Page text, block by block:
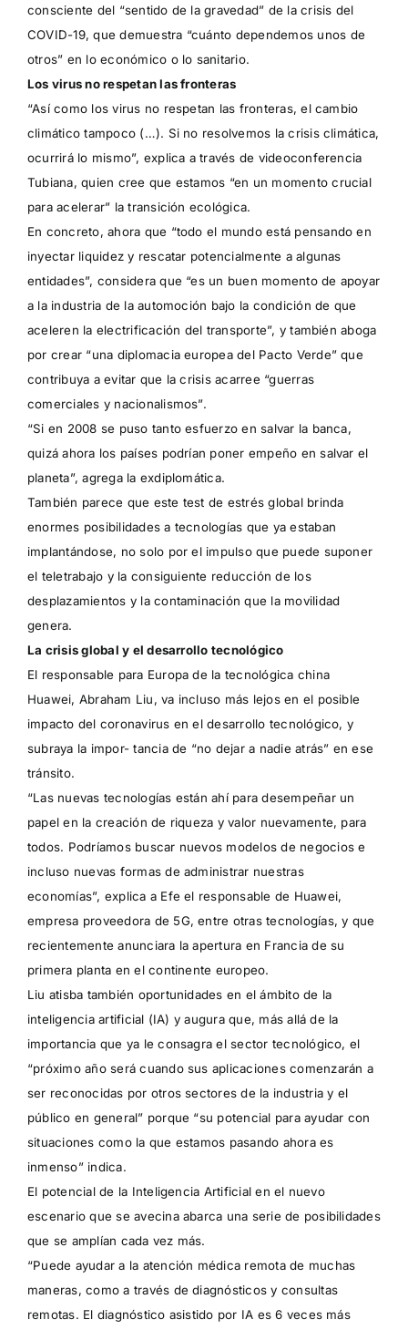
consciente del “sentido de la gravedad” de la crisis del
COVID-19, que demuestra “cuánto dependemos unos de
otros” en lo económico o lo sanitario.
Los virus no respetan las fronteras
“Así como los virus no respetan las fronteras, el cambio
climático tampoco (…). Si no resolvemos la crisis climática,
ocurrirá lo mismo”, explica a través de videoconferencia
Tubiana, quien cree que estamos “en un momento crucial
para acelerar” la transición ecológica.
En concreto, ahora que “todo el mundo está pensando en
inyectar liquidez y rescatar potencialmente a algunas
entidades”, considera que “es un buen momento de apoyar
a la industria de la automoción bajo la condición de que
aceleren la electrificación del transporte”, y también aboga
por crear “una diplomacia europea del Pacto Verde” que
contribuya a evitar que la crisis acarree “guerras
comerciales y nacionalismos”.
“Si en 2008 se puso tanto esfuerzo en salvar la banca,
quizá ahora los países podrían poner empeño en salvar el
planeta”, agrega la exdiplomática.
También parece que este test de estrés global brinda
enormes posibilidades a tecnologías que ya estaban
implantándose, no solo por el impulso que puede suponer
el teletrabajo y la consiguiente reducción de los
desplazamientos y la contaminación que la movilidad
genera.
La crisis global y el desarrollo tecnológico
El responsable para Europa de la tecnológica china
Huawei, Abraham Liu, va incluso más lejos en el posible
impacto del coronavirus en el desarrollo tecnológico, y
subraya la impor- tancia de “no dejar a nadie atrás” en ese
tránsito.
“Las nuevas tecnologías están ahí para desempeñar un
papel en la creación de riqueza y valor nuevamente, para
todos. Podríamos buscar nuevos modelos de negocios e
incluso nuevas formas de administrar nuestras
economías”, explica a Efe el responsable de Huawei,
empresa proveedora de 5G, entre otras tecnologías, y que
recientemente anunciara la apertura en Francia de su
primera planta en el continente europeo.
Liu atisba también oportunidades en el ámbito de la
inteligencia artificial (IA) y augura que, más allá de la
importancia que ya le consagra el sector tecnológico, el
“próximo año será cuando sus aplicaciones comenzarán a
ser reconocidas por otros sectores de la industria y el
público en general” porque “su potencial para ayudar con
situaciones como la que estamos pasando ahora es
inmenso” indica.
El potencial de la Inteligencia Artificial en el nuevo
escenario que se avecina abarca una serie de posibilidades
que se amplían cada vez más.
“Puede ayudar a la atención médica remota de muchas
maneras, como a través de diagnósticos y consultas
remotas. El diagnóstico asistido por IA es 6 veces más